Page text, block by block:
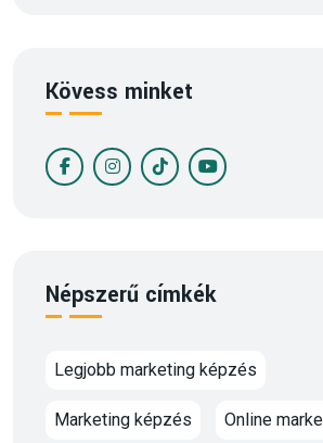
Kövess minket
Népszerű címkék
Legjobb marketing képzés
Marketing képzés Online